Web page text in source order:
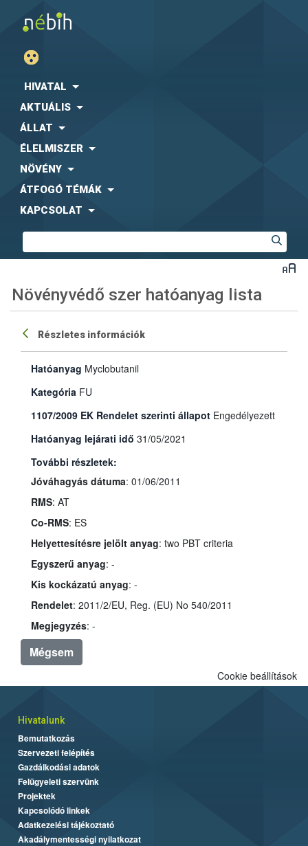
HIVATAL
AKTUÁLIS
ÁLLAT
ÉLELMISZER
NÖVÉNY
ÁTFOGÓ TÉMÁK
KAPCSOLAT
Növényvédő szer hatóanyag lista
Részletes információk
Hatóanyag Myclobutanil
Kategória FU
1107/2009 EK Rendelet szerinti állapot Engedélyezett
Hatóanyag lejárati idő 31/05/2021
További részletek:
Jóváhagyás dátuma: 01/06/2011
RMS: AT
Co-RMS: ES
Helyettesítésre jelölt anyag: two PBT criteria
Egyszerű anyag: -
Kis kockázatú anyag: -
Rendelet: 2011/2/EU, Reg. (EU) No 540/2011
Megjegyzés: -
Mégsem
Cookie beállítások
Hivatalunk
Bemutatkozás
Szervezeti felépítés
Gazdálkodási adatok
Felügyeleti szervünk
Projektek
Kapcsolódó linkek
Adatkezelési tájékoztató
Akadálymentességi nyilatkozat